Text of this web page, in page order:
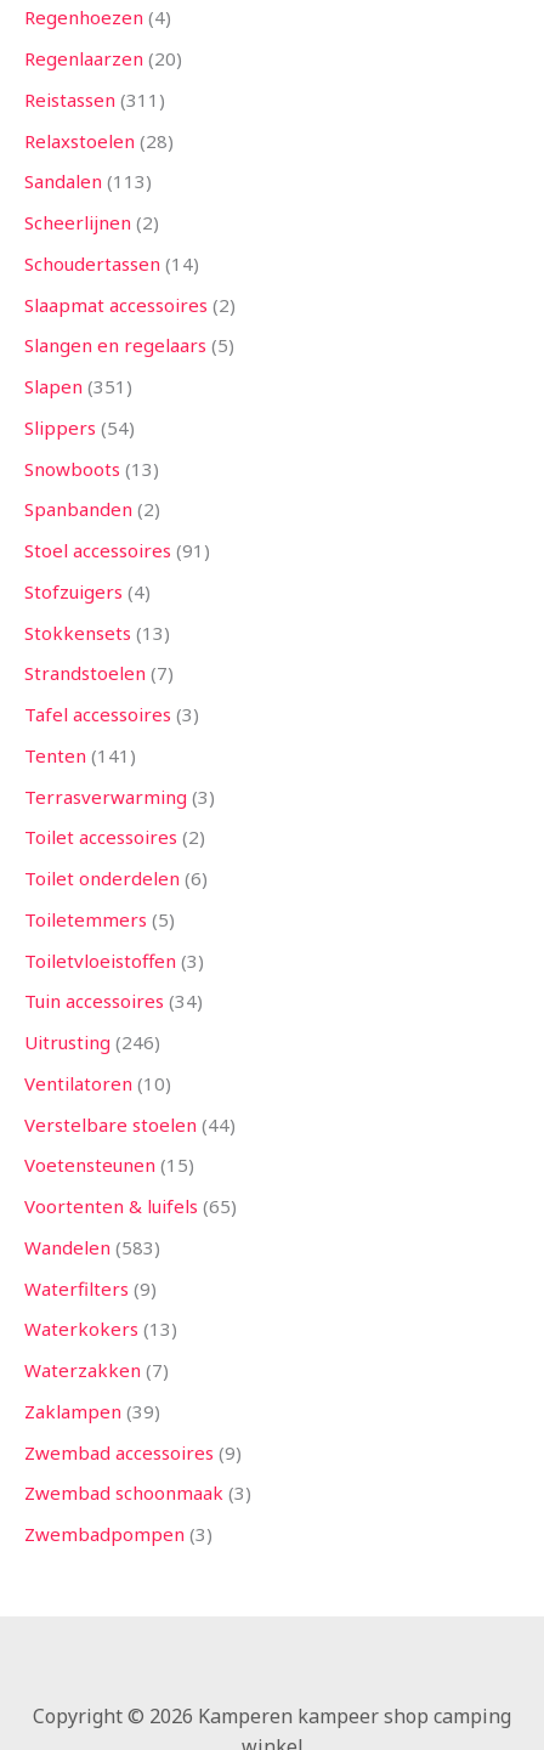
Regenhoezen 4
Regenlaarzen 20
Reistassen 311
Relaxstoelen 28
Sandalen 113
Scheerlijnen 2
Schoudertassen 14
Slaapmat accessoires 2
Slangen en regelaars 5
Slapen 351
Slippers 54
Snowboots 13
Spanbanden 2
Stoel accessoires 91
Stofzuigers 4
Stokkensets 13
Strandstoelen 7
Tafel accessoires 3
Tenten 141
Terrasverwarming 3
Toilet accessoires 2
Toilet onderdelen 6
Toiletemmers 5
Toiletvloeistoffen 3
Tuin accessoires 34
Uitrusting 246
Ventilatoren 10
Verstelbare stoelen 44
Voetensteunen 15
Voortenten & luifels 65
Wandelen 583
Waterfilters 9
Waterkokers 13
Waterzakken 7
Zaklampen 39
Zwembad accessoires 9
Zwembad schoonmaak 3
Zwembadpompen 3
Copyright © 2026 Kamperen kampeer shop camping